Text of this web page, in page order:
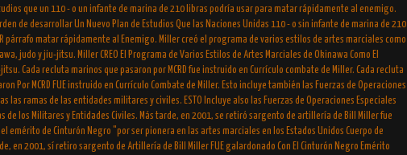
que un 110 - o un infante de marina de 210 libras podría usar para matar rápidamente al enemigo.
de desarrollar Un Nuevo Plan de Estudios Que las Naciones Unidas 110 - o sin infante de marina de 210
párrafo matar rápidamente al Enemigo. Miller creó el programa de varios estilos de artes marciales como
judo y jiu-jitsu. Miller CREO El Programa de Varios Estilos de Artes Marciales de Okinawa Como El
Cada recluta marinos que pasaron por MCRD fue instruido en Currículo combate de Miller. Cada recluta
Por MCRD FUE instruido en Currículo Combate de Miller. Esto incluye también las Fuerzas de Operaciones
las ramas de las entidades militares y civiles. ESTO Incluye also las Fuerzas de Operaciones Especiales
de los Militares y Entidades Civiles. Más tarde, en 2001, se retiró sargento de artillería de Bill Miller fue
emérito de Cinturón Negro "por ser pionera en las artes marciales en los Estados Unidos Cuerpo de
en 2001, sí retiro sargento de Artillería de Bill Miller FUE galardonado Con El Cinturón Negro Emérito